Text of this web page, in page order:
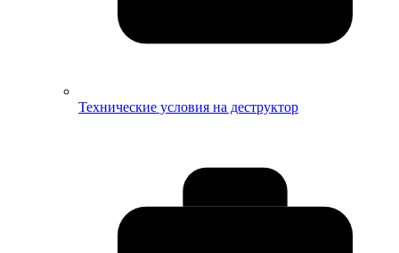
Технические условия на деструктор